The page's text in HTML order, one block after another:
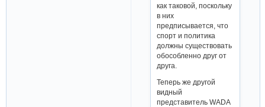
как таковой, поскольку
в них
предписывается, что
спорт и политика
должны существовать
обособленно друг от
друга.
Теперь же другой
видный
представитель WADA